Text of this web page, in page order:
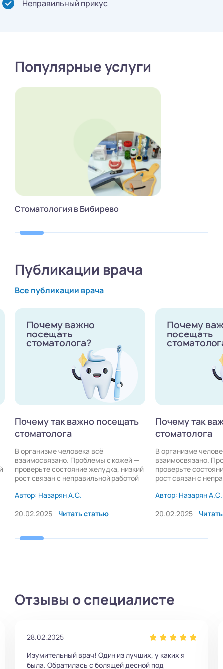
Неправильный прикус
Популярные услуги
Стоматология в Бибирево
Публикации врача
Все публикации врача
Почему так важно посещать
стоматолога
В организме человека всё
взаимосвязано. Проблемы с кожей —
проверьте состояние желудка, низкий
рост связан с неправильной работой
Автор: Назарян А.С.
20.02.2025
Читать статью
Почему так
стоматолога
В организме
взаимосвязано.
проверьте
рост связан с
Автор: Назарян А.С.
20.02.2025
Отзывы о специалисте
15.05.2024
У нас была консультация. Доктор направил меня
на кт обеих челюстей. По результатам